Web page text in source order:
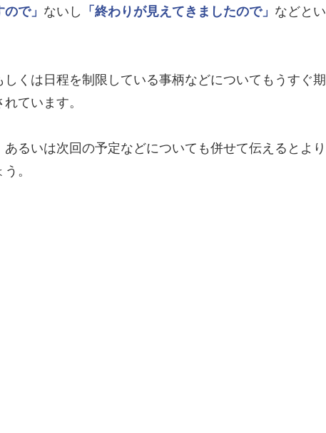
で」 ないし 「終わりが見えてきましたので」 などとい
くは日程を制限している事柄などについてもうすぐ期
ています。
るいは次回の予定などについても併せて伝えるとより
。